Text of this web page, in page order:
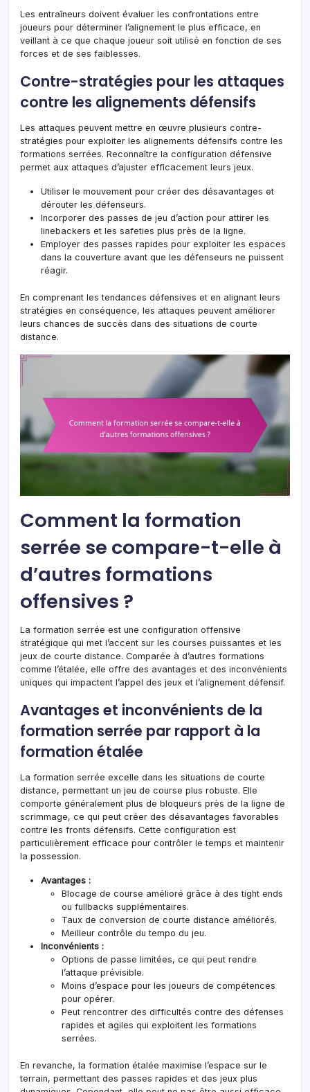
Les entraîneurs doivent évaluer les confrontations entre
joueurs pour déterminer l’alignement le plus efficace, en
veillant à ce que chaque joueur soit utilisé en fonction de ses
forces et de ses faiblesses.
Contre-stratégies pour les attaques
contre les alignements défensifs
Les attaques peuvent mettre en œuvre plusieurs contre-
stratégies pour exploiter les alignements défensifs contre les
formations serrées. Reconnaître la configuration défensive
permet aux attaques d’ajuster efficacement leurs jeux.
Utiliser le mouvement pour créer des désavantages et
dérouter les défenseurs.
Incorporer des passes de jeu d’action pour attirer les
linebackers et les safeties plus près de la ligne.
Employer des passes rapides pour exploiter les espaces
dans la couverture avant que les défenseurs ne puissent
réagir.
En comprenant les tendances défensives et en alignant leurs
stratégies en conséquence, les attaques peuvent améliorer
leurs chances de succès dans des situations de courte
distance.
Comment la formation
serrée se compare-t-elle à
d’autres formations
offensives ?
La formation serrée est une configuration offensive
stratégique qui met l’accent sur les courses puissantes et les
jeux de courte distance. Comparée à d’autres formations
comme l’étalée, elle offre des avantages et des inconvénients
uniques qui impactent l’appel des jeux et l’alignement défensif.
Avantages et inconvénients de la
formation serrée par rapport à la
formation étalée
La formation serrée excelle dans les situations de courte
distance, permettant un jeu de course plus robuste. Elle
comporte généralement plus de bloqueurs près de la ligne de
scrimmage, ce qui peut créer des désavantages favorables
contre les fronts défensifs. Cette configuration est
particulièrement efficace pour contrôler le temps et maintenir
la possession.
Avantages :
Blocage de course amélioré grâce à des tight ends
ou fullbacks supplémentaires.
Taux de conversion de courte distance améliorés.
Meilleur contrôle du tempo du jeu.
Inconvénients :
Options de passe limitées, ce qui peut rendre
l’attaque prévisible.
Moins d’espace pour les joueurs de compétences
pour opérer.
Peut rencontrer des difficultés contre des défenses
rapides et agiles qui exploitent les formations
serrées.
En revanche, la formation étalée maximise l’espace sur le
terrain, permettant des passes rapides et des jeux plus